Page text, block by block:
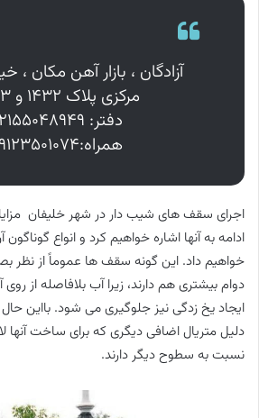
آزادگان ، بازار آهن مکان ،
مرکزی پلاک ۱۴۳۲ و ۱۴۳۳
دفتر: ۰۲۱۵۵۰۴۸۹۴۹
همراه:۰۹۱۲۳۵۰۱۰۷۴
اجرای سقف های شیب دار در شهر خلیفان
ادامه به آنها اشاره خواهیم کرد و انواع گوناگون
خواهیم داد. این گونه سقف ها عموماً از نظر
دوام بیشتری هم دارند، زیرا آب بلافاصله از روی
ایجاد یخ زدگی نیز جلوگیری می شود. بااین
دلیل متریال اضافی دیگری که برای ساخت آنها
نسبت به سطوح دیگر دارند.